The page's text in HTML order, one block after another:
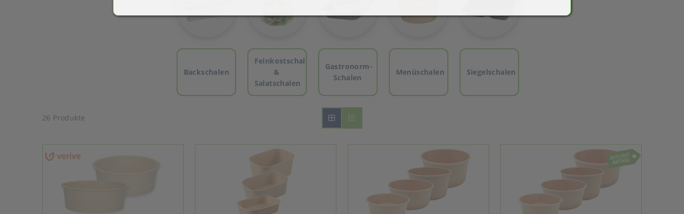
Backschalen
Feinkostschalen
&
Salatschalen
Gastronorm-
Schalen
Menüschalen Siegelschalen
26 Produkte